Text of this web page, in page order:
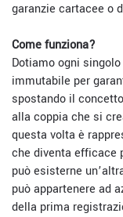
garanzie cartacee o
Come funziona?
Dotiamo ogni
immutabile per
spostando il
alla coppia che si
questa volta è
che diventa efficace
può esisterne
può appartenere ad
della prima